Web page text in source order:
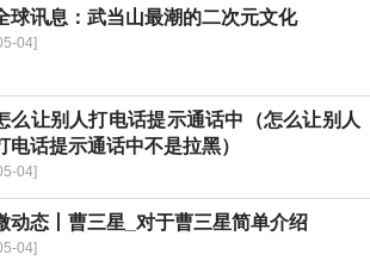
球讯息：武当山最潮的二次元文化
04]
么让别人打电话提示通话中（怎么让别人
电话提示通话中不是拉黑）
04]
动态丨曹三星_对于曹三星简单介绍
04]